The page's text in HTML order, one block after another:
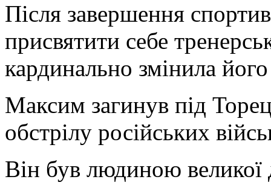
Після завершення
присвятити себе
кардинально змінила
Максим загинув під
обстрілу російських
Він був людиною